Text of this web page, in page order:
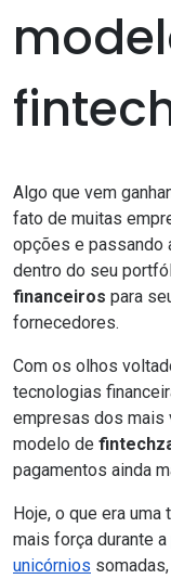
Algo que vem
fato de muitas
opções e passando
dentro do seu
financeiros para
fornecedores.
Com os olhos
tecnologias
empresas dos mais
modelo de
pagamentos ainda
Hoje, o que era uma
mais força durante
unicórnios